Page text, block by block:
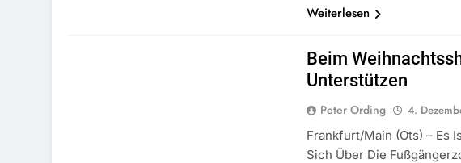
Weiterlesen
Beim
Unterstützen
Peter Ording 4.
Frankfurt/Main (ots) – Es
Sich Über Die